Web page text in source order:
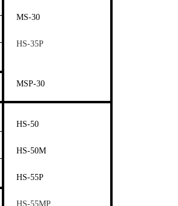
MS-30
HS-35P
MSP-30
HS-50
HS-50M
HS-55P
HS-55MP